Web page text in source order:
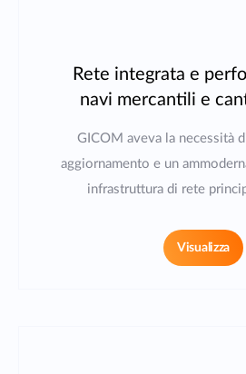
Rete integrata e
navi mercantili e
GICOM aveva la necessità
aggiornamento e un
infrastruttura di rete
Visualizza